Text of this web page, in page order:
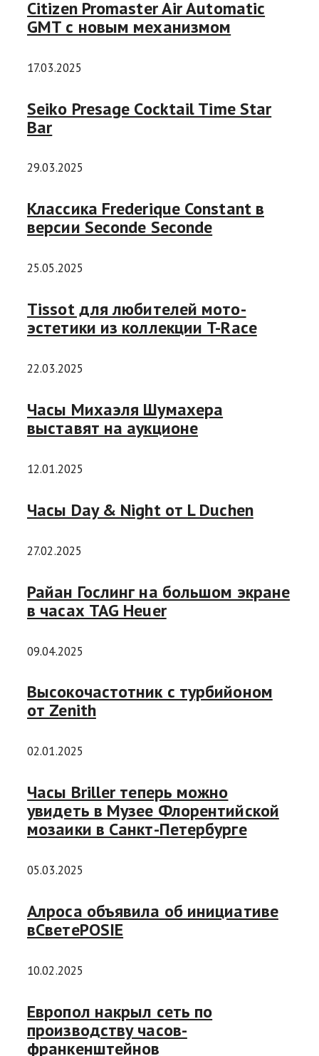
Citizen Promaster Air Automatic
GMT с новым механизмом
17.03.2025
Seiko Presage Cocktail Time Star
Bar
29.03.2025
Классика Frederique Constant в
версии Seconde Seconde
25.05.2025
Tissot для любителей мото-
эстетики из коллекции T-Race
22.03.2025
Часы Михаэля Шумахера
выставят на аукционе
12.01.2025
Часы Day & Night от L Duchen
27.02.2025
Райан Гослинг на большом экране
в часах TAG Heuer
09.04.2025
Высокочастотник с турбийоном
от Zenith
02.01.2025
Часы Briller теперь можно
увидеть в Музее Флорентийской
мозаики в Санкт-Петербурге
05.03.2025
Алроса объявила об инициативе
вСветеPOSIE
10.02.2025
Европол накрыл сеть по
производству часов-
франкенштейнов